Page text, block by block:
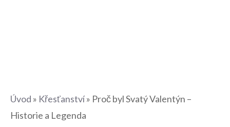
Úvod » Křesťanství» Proč byl Svatý Valentýn –
Historie a Legenda